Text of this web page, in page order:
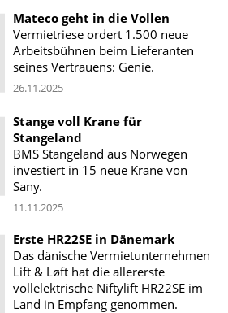
Mateco geht in die Vollen
Vermietriese ordert 1.500 neue
Arbeitsbühnen beim Lieferanten
seines Vertrauens: Genie.
26.11.2025
Stange voll Krane für
Stangeland
BMS Stangeland aus Norwegen
investiert in 15 neue Krane von
Sany.
11.11.2025
Erste HR22SE in Dänemark
Das dänische Vermietunternehmen
Lift & Løft hat die allererste
vollelektrische Niftylift HR22SE im
Land in Empfang genommen.